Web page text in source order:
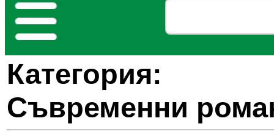
Категория:
Съвременни